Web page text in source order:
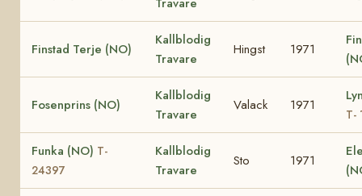
Finstad Terje (NO)
Kallblodig
Travare
Hingst 1971
Fosenprins (NO)
Kallblodig
Travare
Valack 1971
T-
Funka (NO) T-
24397
Kallblodig
Travare
Sto 1971